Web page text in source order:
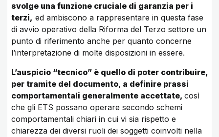
svolge una funzione cruciale di garanzia per i
terzi, ed ambiscono a rappresentare in questa fase
di avvio operativo della Riforma del Terzo settore un
punto di riferimento anche per quanto concerne
l’interpretazione di molte disposizioni in essere.
L’auspicio “tecnico” è quello di poter contribuire,
per tramite del documento, a definire prassi
comportamentali generalmente accettate, così
che gli ETS possano operare secondo schemi
comportamentali chiari in cui vi sia rispetto e
chiarezza dei diversi ruoli dei soggetti coinvolti nella